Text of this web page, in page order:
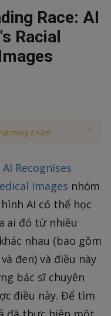
Race: AI
Racial
trong 2 năm
AI Recognises
Images nhóm
AI có thể học
ai đó từ nhiều
nhau (bao gồm
đen) và điều này
bác sĩ chuyên
điều này. Để tìm